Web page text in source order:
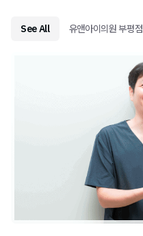
See All 유앤아이의원 부평점